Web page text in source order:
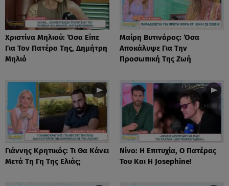
Χριστίνα Μηλιού: Όσα Είπε
Για Τον Πατέρα Της, Δημήτρη
Μηλιό
Μαίρη Βυτινάρος: Όσα
Αποκάλυψε Για Την
Προσωπική Της Ζωή
Γιάννης Κρητικός: Τι Θα Κάνει
Μετά Τη Γη Της Ελιάς;
Νίνο: Η Επιτυχία, Ο Πατέρας
Του Και Η Josephine!